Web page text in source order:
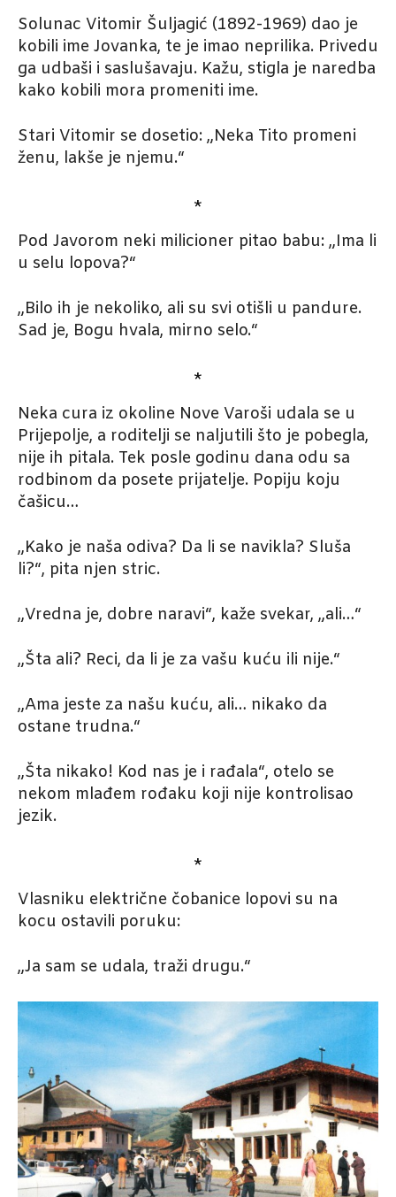
Solunac Vitomir Šuljagić (1892-1969) dao je
kobili ime Jovanka, te je imao neprilika. Privedu
ga udbaši i saslušavaju. Kažu, stigla je naredba
kako kobili mora promeniti ime.
Stari Vitomir se dosetio: „Neka Tito promeni
ženu, lakše je njemu.“
*
Pod Javorom neki milicioner pitao babu: „Ima li
u selu lopova?“
„Bilo ih je nekoliko, ali su svi otišli u pandure.
Sad je, Bogu hvala, mirno selo.“
*
Neka cura iz okoline Nove Varoši udala se u
Prijepolje, a roditelji se naljutili što je pobegla,
nije ih pitala. Tek posle godinu dana odu sa
rodbinom da posete prijatelje. Popiju koju
čašicu…
„Kako je naša odiva? Da li se navikla? Sluša
li?“, pita njen stric.
„Vredna je, dobre naravi“, kaže svekar, „ali…“
„Šta ali? Reci, da li je za vašu kuću ili nije.“
„Ama jeste za našu kuću, ali… nikako da
ostane trudna.“
„Šta nikako! Kod nas je i rađala“, otelo se
nekom mlađem rođaku koji nije kontrolisao
jezik.
*
Vlasniku električne čobanice lopovi su na
kocu ostavili poruku:
„Ja sam se udala, traži drugu.“